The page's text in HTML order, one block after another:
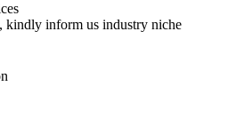
kindly inform us industry niche